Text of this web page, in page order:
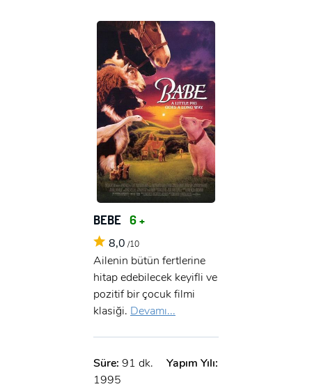
BEBE 6 +
8,0 /10
Ailenin bütün fertlerine
hitap edebilecek keyifli ve
pozitif bir çocuk filmi
klasiği. Devamı...
Süre: 91 dk.
Yapım Yılı:
1995